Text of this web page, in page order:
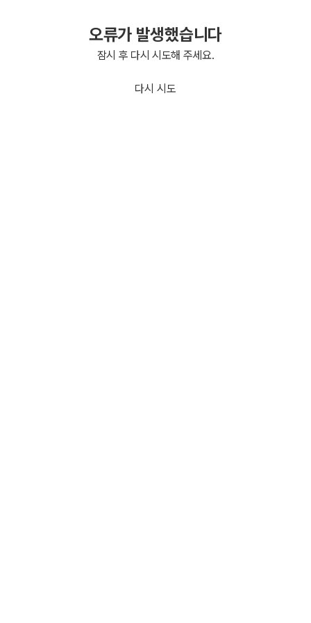
오류가 발생했습니다
잠시 후 다시 시도해 주세요.
다시 시도